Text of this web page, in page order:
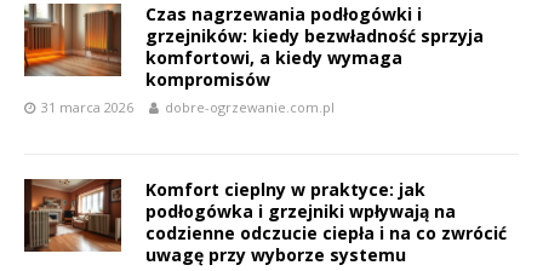
Czas nagrzewania podłogówki i
grzejników: kiedy bezwładność sprzyja
komfortowi, a kiedy wymaga
kompromisów
31 marca 2026 dobre-ogrzewanie.com.pl
Komfort cieplny w praktyce: jak
podłogówka i grzejniki wpływają na
codzienne odczucie ciepła i na co zwrócić
uwagę przy wyborze systemu